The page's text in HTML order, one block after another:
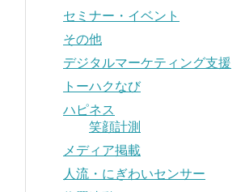
セミナー・イベント
その他
デジタルマーケティング支援
トーハクなび
ハピネス
笑顔計測
メディア掲載
人流・にぎわいセンサー